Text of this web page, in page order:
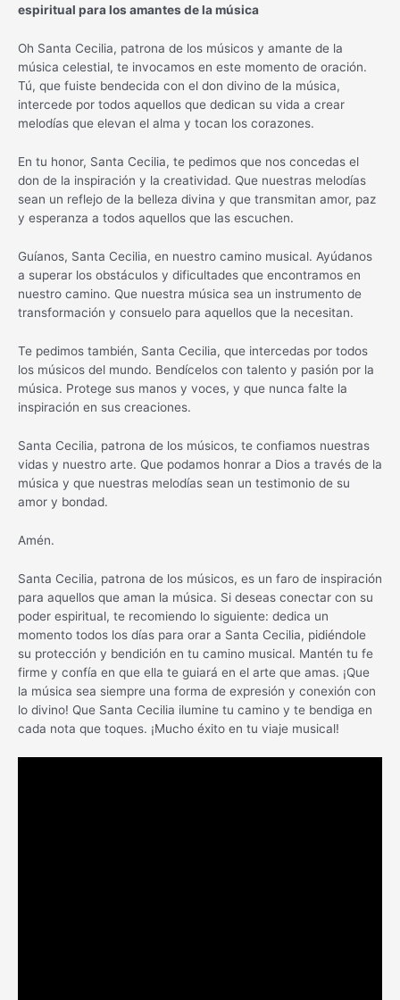
espiritual para los amantes de la música
Oh Santa Cecilia, patrona de los músicos y amante de la
música celestial, te invocamos en este momento de oración.
Tú, que fuiste bendecida con el don divino de la música,
intercede por todos aquellos que dedican su vida a crear
melodías que elevan el alma y tocan los corazones.
En tu honor, Santa Cecilia, te pedimos que nos concedas el
don de la inspiración y la creatividad. Que nuestras melodías
sean un reflejo de la belleza divina y que transmitan amor, paz
y esperanza a todos aquellos que las escuchen.
Guíanos, Santa Cecilia, en nuestro camino musical. Ayúdanos
a superar los obstáculos y dificultades que encontramos en
nuestro camino. Que nuestra música sea un instrumento de
transformación y consuelo para aquellos que la necesitan.
Te pedimos también, Santa Cecilia, que intercedas por todos
los músicos del mundo. Bendícelos con talento y pasión por la
música. Protege sus manos y voces, y que nunca falte la
inspiración en sus creaciones.
Santa Cecilia, patrona de los músicos, te confiamos nuestras
vidas y nuestro arte. Que podamos honrar a Dios a través de la
música y que nuestras melodías sean un testimonio de su
amor y bondad.
Amén.
Santa Cecilia, patrona de los músicos, es un faro de inspiración
para aquellos que aman la música. Si deseas conectar con su
poder espiritual, te recomiendo lo siguiente: dedica un
momento todos los días para orar a Santa Cecilia, pidiéndole
su protección y bendición en tu camino musical. Mantén tu fe
firme y confía en que ella te guiará en el arte que amas. ¡Que
la música sea siempre una forma de expresión y conexión con
lo divino! Que Santa Cecilia ilumine tu camino y te bendiga en
cada nota que toques. ¡Mucho éxito en tu viaje musical!